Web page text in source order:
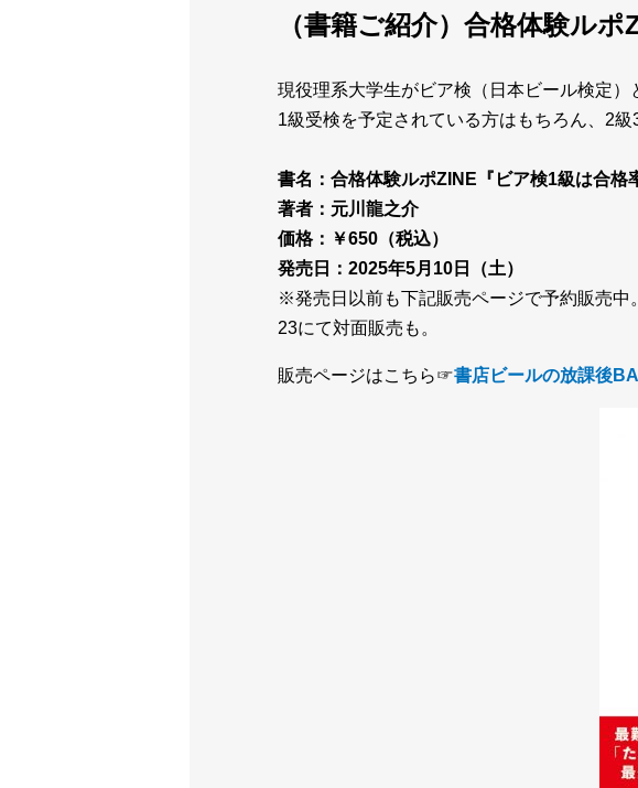
（書籍ご紹介）合格体験ル
現役理系大学生がビア検（日本ビール検定）
1級受検を予定されている方はもちろん、2
書名：合格体験ルポZINE『ビア検1級は合格
著者：元川龍之介
価格：￥650（税込）
発売日：2025年5月10日（土）
※発売日以前も下記販売ページで予約販売中。
23にて対面販売も。
販売ページはこちら☞書店ビールの放課後